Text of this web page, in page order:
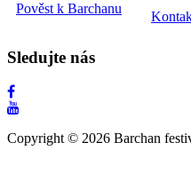
Pověst k Barchanu
Sledujte nás
Copyright © 2026 Barchan